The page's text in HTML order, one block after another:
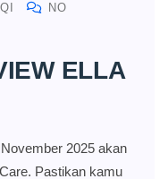
NO
ELLA
2025 akan
Pastikan kamu